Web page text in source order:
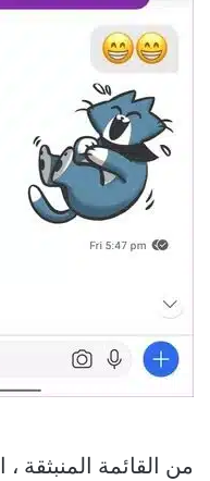
من القائمة المنبثقة